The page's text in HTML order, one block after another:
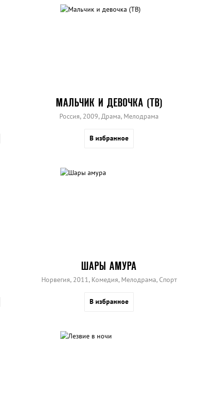
МАЛЬЧИК И ДЕВОЧКА (ТВ)
Россия, 2009, Драма, Мелодрама
В избранное
ШАРЫ АМУРА
Норвегия, 2011, Комедия, Мелодрама, Спорт
В избранное